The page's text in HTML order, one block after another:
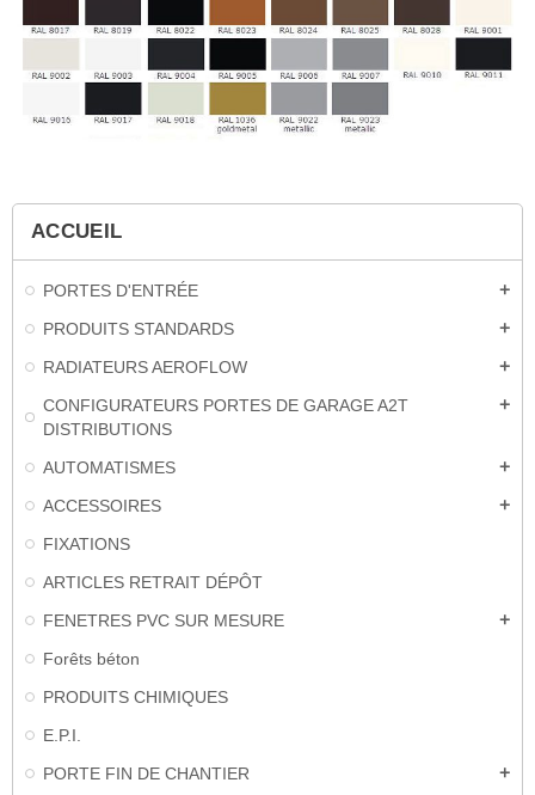
ACCUEIL
PORTES D'ENTRÉE add
PRODUITS STANDARDS add
RADIATEURS AEROFLOW add
CONFIGURATEURS PORTES DE GARAGE A2T
DISTRIBUTIONS
add
AUTOMATISMES add
ACCESSOIRES add
FIXATIONS
ARTICLES RETRAIT DÉPÔT
FENETRES PVC SUR MESURE
add
Forêts béton
PRODUITS CHIMIQUES
E.P.I.
PORTE FIN DE CHANTIER
add